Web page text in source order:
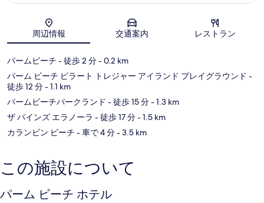
地図
周辺情報 交通案内 レストラン
パームビーチ - 徒歩 2 分- 0.2 km
パーム ビーチ ピラート トレジャー アイランド プレイグラウンド -
徒歩 12 分- 1.1 km
パームビーチパークランド - 徒歩 15 分- 1.3 km
ザ パインズ エラノーラ - 徒歩 17 分- 1.5 km
カランビン ビーチ - 車で 4 分- 3.5 km
この施設について
パーム ビーチ ホテル